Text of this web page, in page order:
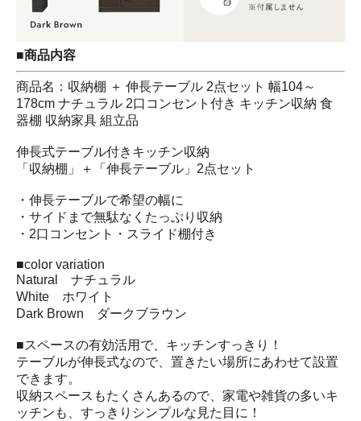
■商品内容
商品名：収納棚 ＋ 伸長テーブル 2点セット 幅104～
178cm ナチュラル 2口コンセント付き キッチン収納 食
器棚 収納家具 組立品
伸長式テーブル付きキッチン収納
「収納棚」＋「伸長テーブル」2点セット
・伸長テーブルで希望の幅に
・サイドまで無駄なくたっぷり収納
・2口コンセント・スライド棚付き
■color variation
Natural ナチュラル
White ホワイト
Dark Brown ダークブラウン
■スペースの有効活用で、キッチンすっきり！
テーブルが伸長式なので、置きたい場所にあわせて設置
できます。
収納スペースもたくさんあるので、家電や雑貨の多いキ
ッチンも、すっきりシンプルな見た目に！